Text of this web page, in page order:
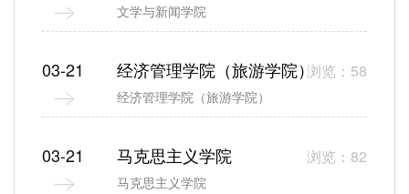
文学与新闻学院
经济管理学院（旅游学院）浏览：58
经济管理学院（旅游学院）
03-21
马克思主义学院 浏览：82
马克思主义学院
03-21